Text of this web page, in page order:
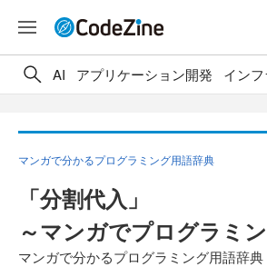
AI アプリケーション開発 インフ
マンガで分かるプログラミング用語辞典
「分割代入」
～マンガでプログラミ
マンガで分かるプログラミング用語辞典